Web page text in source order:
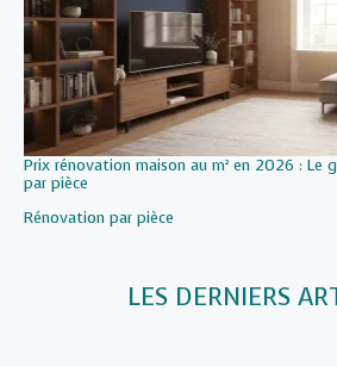
Prix rénovation maison au m² en 2026 : Le
par pièce
Par rapport à
Rénovation par pièce
LES DERNIERS